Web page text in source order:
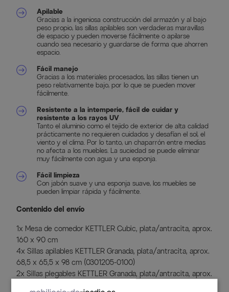
Apilable
Gracias a la ingeniosa construcción del armazón y al bajo
peso propio, las sillas apilables son verdaderas maravillas
de espacio y pueden moverse fácilmente o apilarse
cuando sea necesario y guardarse de forma que ahorren
espacio.
Fácil manejo
Gracias a los materiales procesados, las sillas tienen un
peso relativamente bajo, por lo que se pueden mover
fácilmente.
Resistente a la intemperie, fácil de cuidar y
resistente a los rayos UV
Tanto el aluminio como el tejido de exterior de alta calidad
prácticamente no requieren cuidados y desafían el sol, el
viento y el clima. Por lo tanto, un chaparrón entre medias
no afecta a los muebles. La suciedad se puede eliminar
muy fácilmente con agua y una esponja.
Fácil limpieza
Con jabón suave y una esponja suave, los muebles se
pueden limpiar rápida y fácilmente.
Contenido del envío
1x Mesa de comedor KETTLER Cubic, plata/antracita, aprox.
160 x 90 cm
4x Sillas apilables KETTLER Granada, plata/antracita, aprox.
68,5 x 65,5 x 98 cm (0301205-0100)
2x Sillas plegables KETTLER Granada, plata/antracita, aprox.